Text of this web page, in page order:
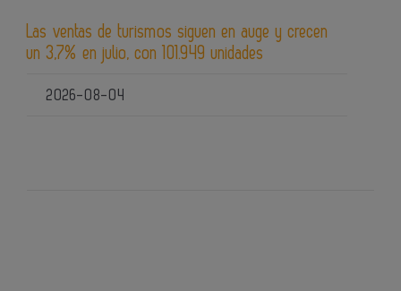
Las ventas de turismos siguen en auge y crecen
un 3,7% en julio, con 101.949 unidades
2026-08-04